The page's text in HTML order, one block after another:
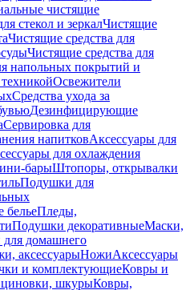
чистящие
стекол и зеркалЧистящие
Чистящие средства для
Чистящие средства для
напольных покрытий и
Освежители
Средства ухода за
Дезинфицирующие
Сервировка для
напитковАксессуары для
для охлаждения
барыШтопоры, открывалки
Подушки для
бельеПледы,
Подушки декоративныеМаски,
домашнего
аксессуарыНожиАксессуары
и комплектующиеКовры и
шкурыКовры,